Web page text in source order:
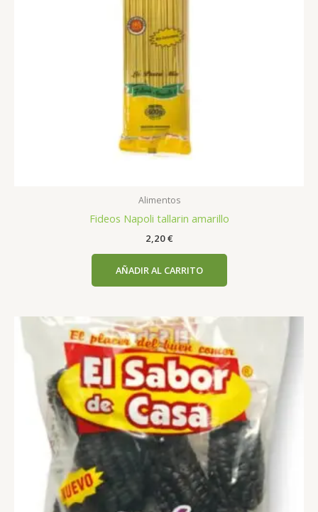
Alimentos
Fideos Napoli tallarin amarillo
2,20€
AÑADIR AL CARRITO